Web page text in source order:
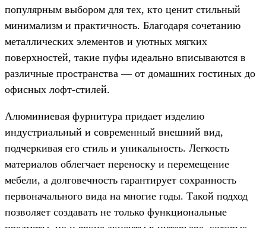
популярным выбором для тех, кто ценит стильный
минимализм и практичность. Благодаря сочетанию
металлических элементов и уютных мягких
поверхностей, такие пуфы идеально вписываются в
различные пространства — от домашних гостиных до
офисных лофт-стилей.
Алюминиевая фурнитура придает изделию
индустриальный и современный внешний вид,
подчеркивая его стиль и уникальность. Легкость
материалов облегчает переноску и перемещение
мебели, а долговечность гарантирует сохранность
первоначального вида на многие годы. Такой подход
позволяет создавать не только функциональные